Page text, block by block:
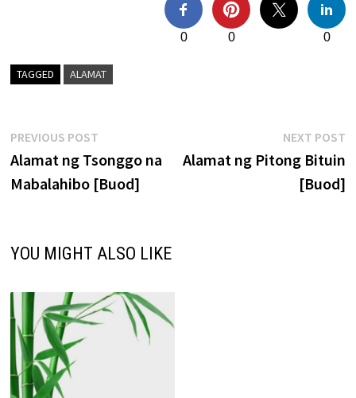
0 0 0
TAGGED ALAMAT
Post
navigation
PREVIOUS POSTPrevious
post:
Alamat ng Tsonggo na
Mabalahibo [Buod]
NEXT POST
Alamat ng Pitong Bituin
[Buod]
YOU MIGHT ALSO LIKE